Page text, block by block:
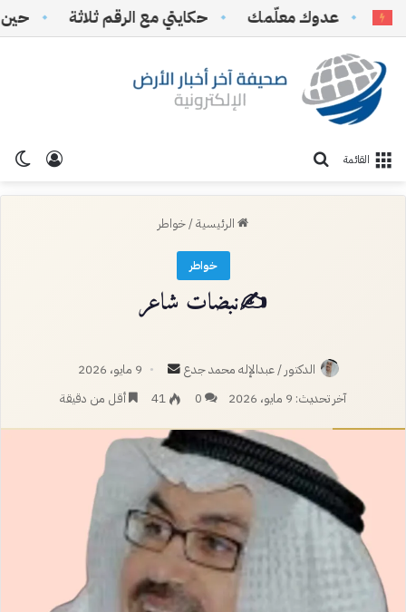
عدوك معلّمك حكايتي مع الرقم ثلاثة حين
تسجيل القائمة
الرئيسية/خواطر
خواطر
✍️نبضات شاعر
الدكتور / عبدالإله محمد جدع
أرسل
بريدا
9 مايو، 2026
آخر تحديث: 9 مايو، 2026
0
41 أقل من دقيقة